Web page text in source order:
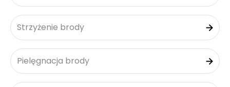
Strzyżenie brody
Pielęgnacja brody